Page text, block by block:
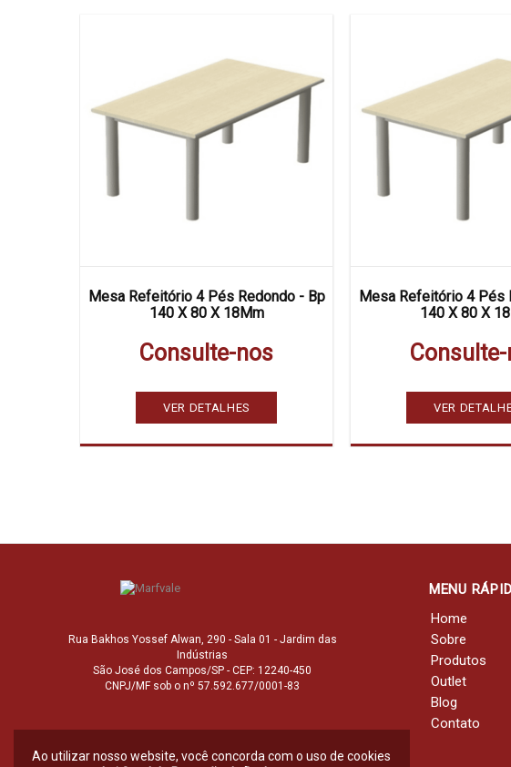
Mesa Refeitório 4 Pés Redondo - Bp
140 X 80 X 18Mm
Consulte-nos
VER DETALHES
Mesa Refeitório 4 Pés
140 X 80 X
VER
Rua Bakhos Yossef Alwan, 290 - Sala 01 - Jardim das
Indústrias
São José dos Campos/SP - CEP: 12240-450
CNPJ/MF sob o nº 57.592.677/0001-83
MENU
Home
Sobre
Produtos
Outlet
Blog
Contato
Ao utilizar nosso website, você concorda com o uso de cookies